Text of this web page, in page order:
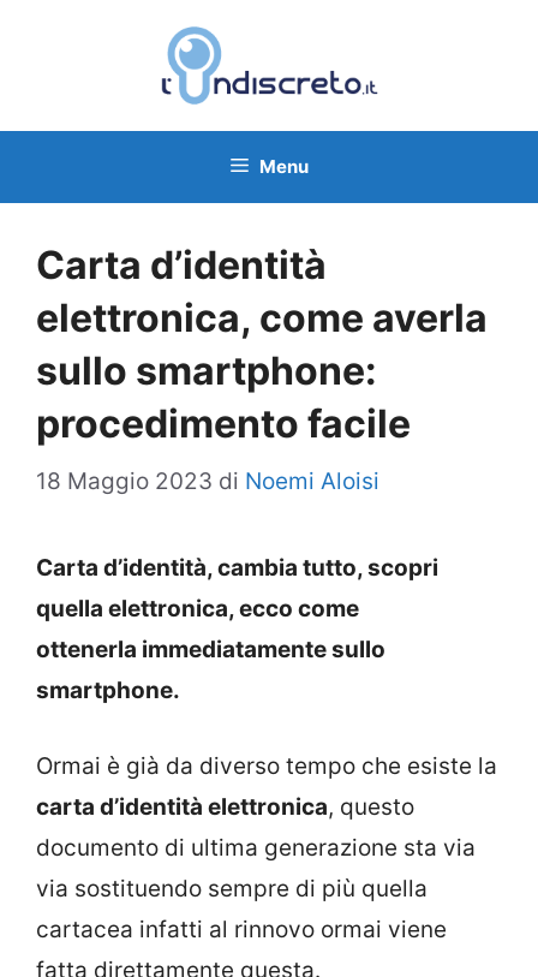
Menu
Carta d’identità
elettronica, come averla
sullo smartphone:
procedimento facile
18 Maggio 2023 di Noemi Aloisi
Carta d’identità, cambia tutto, scopri
quella elettronica, ecco come
ottenerla immediatamente sullo
smartphone.
Ormai è già da diverso tempo che esiste la
carta d’identità elettronica, questo
documento di ultima generazione sta via
via sostituendo sempre di più quella
cartacea infatti al rinnovo ormai viene
fatta direttamente questa.